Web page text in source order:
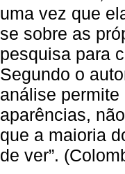
uma vez que
se sobre as
pesquisa para
Segundo o
análise
aparências,
que a maioria
de ver”.